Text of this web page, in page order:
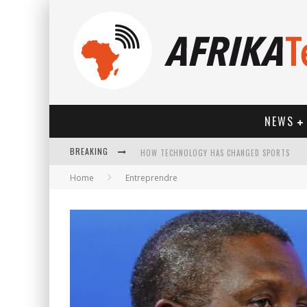
NEWS
BREAKING HOW TECHNOLOGY HAS CHANGED SPORTS
Home Entreprendre